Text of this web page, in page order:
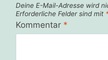
Deine E-Mail-Adresse wird
Erforderliche Felder sind mit
Kommentar *